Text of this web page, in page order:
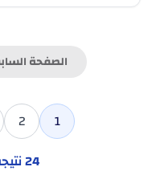
الصفحة
1
2
24